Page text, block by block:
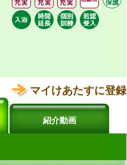
マイけあたすに登録
紹介動画